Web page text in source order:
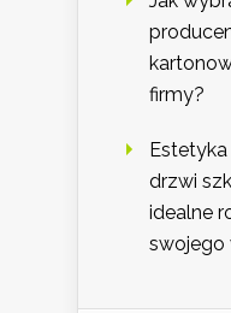
firmy?
drzwi
idealne
swojego